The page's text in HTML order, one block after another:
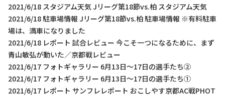
2021/6/18 スタジアム天気 Jリーグ第18節vs.柏 スタジアム天気
2021/6/18 駐車場情報 Jリーグ第18節vs.柏 駐車場情報 ※有料駐車
場は、満車になりました
2021/6/18 レポート 試合レビュー 今こそ一つになるために、まず
青山敏弘が動いた／京都戦レビュー
2021/6/17 フォトギャラリー 6月13日～17日の選手たち②
2021/6/17 フォトギャラリー 6月13日～17日の選手たち①
2021/6/17 レポート サンフレレポート おこしやす京都AC戦PHOT